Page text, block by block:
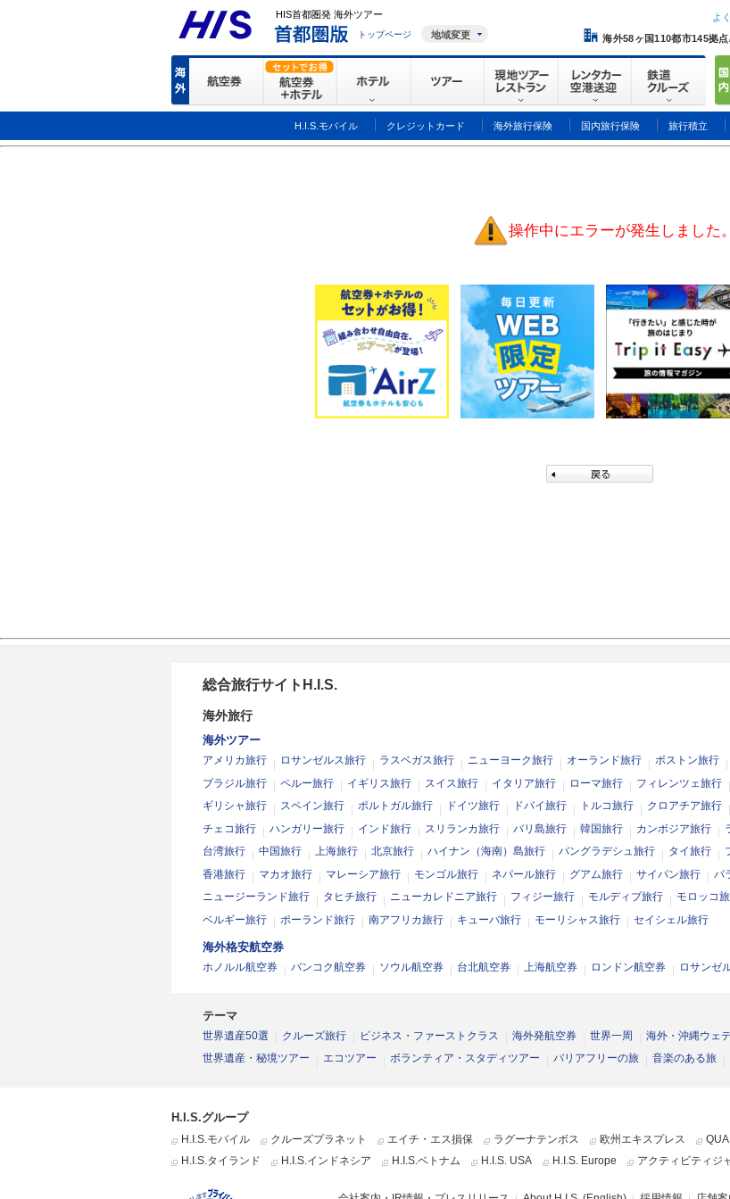
HIS首都圏発 海外ツアー
トップページ 地域変更
よ
海外58ヶ国110都市145拠
H.I.S.モバイル クレジットカード 海外旅行保険 国内旅行保険 旅行積立
操作中にエラーが発生しました。
総合旅行サイトH.I.S.
海外旅行
海外ツアー
アメリカ旅行 ロサンゼルス旅行 ラスベガス旅行 ニューヨーク旅行 オーランド旅行 ボストン旅行
ブラジル旅行
ペルー旅行 イギリス旅行 スイス旅行 イタリア旅行 ローマ旅行 フィレンツェ旅行
ギリシャ旅行
スペイン旅行 ポルトガル旅行 ドイツ旅行 ドバイ旅行 トルコ旅行 クロアチア旅行
チェコ旅行
ハンガリー旅行 インド旅行 スリランカ旅行 バリ島旅行 韓国旅行 カンボジア旅行
台湾旅行
中国旅行 上海旅行 北京旅行 ハイナン（海南）島旅行 バングラデシュ旅行 タイ旅行
香港旅行
マカオ旅行 マレーシア旅行 モンゴル旅行 ネパール旅行 グアム旅行 サイパン旅行 パ
ニュージーランド旅行
タヒチ旅行 ニューカレドニア旅行 フィジー旅行 モルディブ旅行 モロッコ
ベルギー旅行
ポーランド旅行 南アフリカ旅行 キューバ旅行 モーリシャス旅行 セイシェル旅行
海外格安航空券
ホノルル航空券 バンコク航空券 ソウル航空券 台北航空券 上海航空券 ロンドン航空券 ロサンゼ
テーマ
世界遺産50選 クルーズ旅行 ビジネス・ファーストクラス 海外発航空券 世界一周 海外・沖縄ウェ
世界遺産・秘境ツアー
エコツアー ボランティア・スタディツアー バリアフリーの旅 音楽のある旅
H.I.S.グループ
H.I.S.モバイル クルーズプラネット エイチ・エス損保 ラグーナテンボス 欧州エキスプレス
H.I.S.タイランド
H.I.S.インドネシア H.I.S.ベトナム H.I.S. USA H.I.S. Europe アクティビティジ